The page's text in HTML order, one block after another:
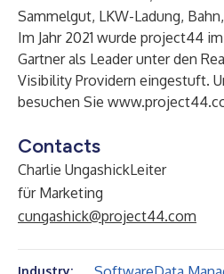
Sammelgut, LKW-Ladung,
Im Jahr 2021 wurde project44
Gartner als Leader unter den
Visibility Providern eingestuft.
besuchen Sie
Contacts
Charlie UngashickLeiter
für Marketing
cungashick@project44.com
Industry: